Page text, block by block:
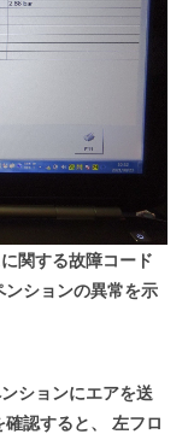
関する故障コード
ションの異常を示
ションにエアを送
認すると、
左フロ